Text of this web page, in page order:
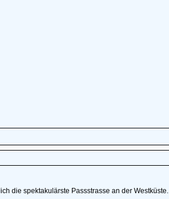
die spektakulärste Passstrasse an der Westküste.